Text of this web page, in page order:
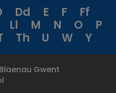
Dd E F
Ff
Ll M N O
P
Th U W Y
Gwent